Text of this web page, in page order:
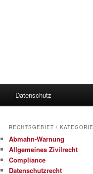
Datenschutz
RECHTSGEBIET / KATEGORIE
Abmahn-Warnung
Allgemeines Zivilrecht
Compliance
Datenschutzrecht